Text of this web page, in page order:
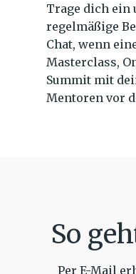
Trage dich ein
regelmäßige
Chat, wenn
Masterclass,
Summit mit
Mentoren vor
So
Per E-Mail